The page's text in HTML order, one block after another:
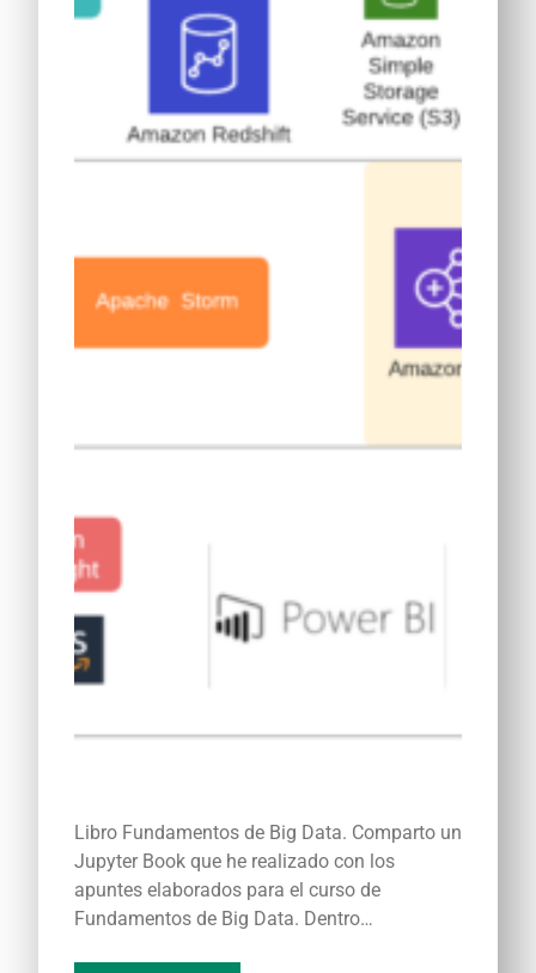
Libro Fundamentos de Big Data. Comparto un
Jupyter Book que he realizado con los
apuntes elaborados para el curso de
Fundamentos de Big Data. Dentro…